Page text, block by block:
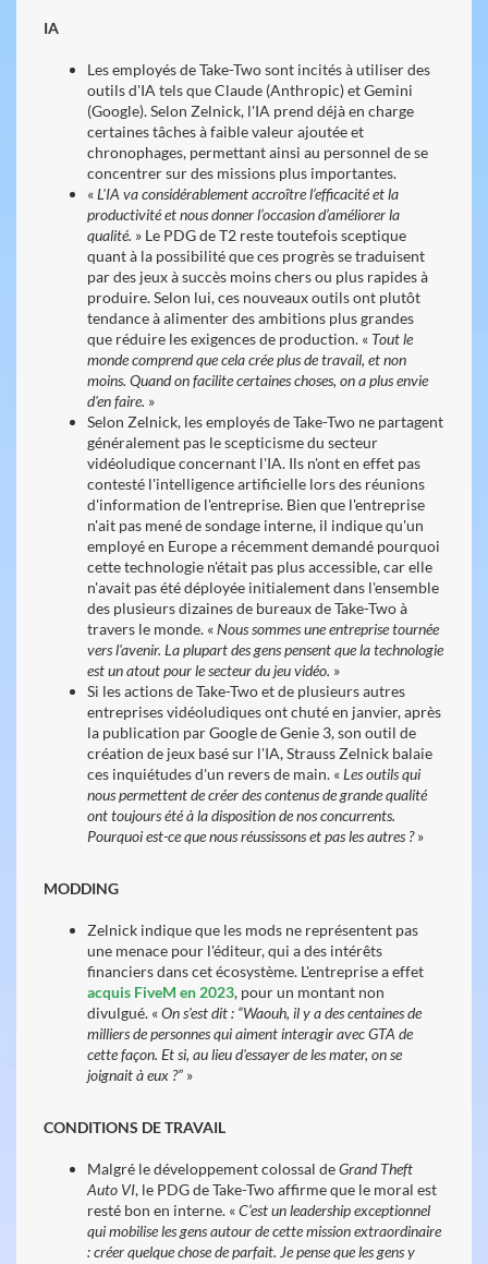
IA
Les employés de Take-Two sont incités à utiliser des
outils d'IA tels que Claude (An thropic) et Gemini
(Google). Selon Zelnick, l'IA prend déjà en charge
certaines tâches à faible valeur ajoutée et
chronophages, permettant ainsi au personnel de se
concentrer sur des missions plus importantes.
«L'IA va considérablement accroître l’efficacité et la
productivité et nous donner l’occasion d’améliorer la
qualité. » Le PDG de T2 reste toutefois sceptique
quant à la possibilité que ces progrès se traduisent
par des jeux à succès moins chers ou plus rapides à
produire. Selon lui, ces nouveaux outils ont plutôt
tendance à alimenter des ambitions plus grandes
que réduire les exigences de production. « Tout le
monde comprend que cela crée plus de travail, et non
moins. Quand on facilite certaines choses, on a plus envie
d'en faire. »
Selon Zelnick, les employés de Take-Two ne partagent
généralement pas le scepticisme du secteur
vidéoludique concernant l'IA. Ils n'ont en effet pas
contesté l'intelligence artificielle lors des réunions
d'information de l'entreprise. Bien que l'entreprise
n'ait pas mené de sondage interne, il indique qu'un
employé en Europe a récemment demandé pourquoi
cette technologie n'était pas plus accessible, car elle
n'avait pas été déployée initialement dans l'ensemble
des plusieurs dizaines de bureaux de Take-Two à
travers le monde. «Nous sommes une entreprise tournée
vers l'avenir. La plupart des gens pensent que la technologie
est un atout pour le secteur du jeu vidéo. »
Si les actions de Take-Two et de plusieurs autres
entreprises vidéoludiques ont chuté en janvier, après
la publication par Google de Genie 3, son outil de
création de jeux basé sur l'IA, Strauss Zelnick balaie
ces inquiétudes d'un revers de main. «Les outils qui
nous permettent de créer des contenus de grande qualité
ont toujours été à la disposition de nos concurrents.
Pourquoi est-ce que nous réussissons et pas les autres ?»
MODDING
Zelnick indique que les mods ne représentent pas
une menace pour l'éditeur, qui a des intérêts
financiers dans cet écosystème. L'entreprise a effet
acquis FiveM en 2023, pour un montant non
divulgué. «On s'est dit : “Waouh, il y a des centaines de
milliers de personnes qui aiment interagir avec GTA de
cette façon. Et si, au lieu d'essayer de les mater, on se
joignait à eux ?” »
CONDITIONS DE TRAVAIL
Malgré le développement colossal deGrand Theft
Auto VI, le PDG de Take-Two affirme que le moral est
resté bon en interne. «C’est un leadership exceptionnel
qui mobilise les gens autour de cette mission extraordinaire
: créer quelque chose de parfait. Je pense que les gens y